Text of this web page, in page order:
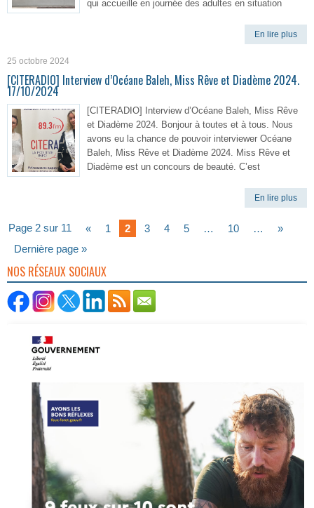
qui accueille en journée des adultes en situation
En lire plus
25 octobre 2024
[CITERADIO] Interview d’Océane Baleh, Miss Rêve et Diadème 2024.
17/10/2024
[CITERADIO] Interview d’Océane Baleh, Miss Rêve
et Diadème 2024. Bonjour à toutes et à tous. Nous
avons eu la chance de pouvoir interviewer Océane
Baleh, Miss Rêve et Diadème 2024. Miss Rêve et
Diadème est un concours de beauté. C’est
En lire plus
Page 2 sur 11 « 1 2 3 4 5 … 10 …
»
Dernière page »
NOS RÉSEAUX SOCIAUX